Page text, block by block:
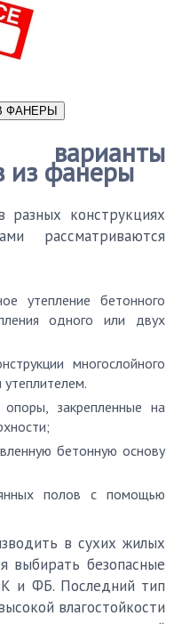
из фанеры
разных конструкциях
рассматриваются
утепление бетонного
одного или двух
многослойного
закрепленные на
бетонную основу
полов с помощью
в сухих жилых
выбирать безопасные
и ФБ. Последний тип
влагостойкости